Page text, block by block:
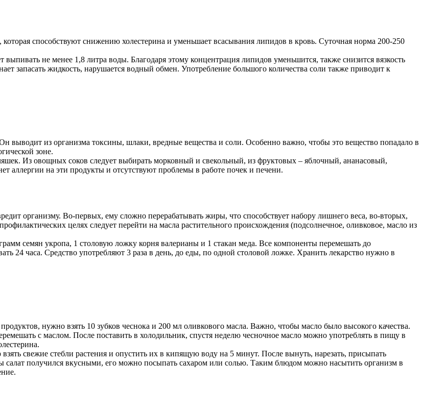
способствуют снижению холестерина и уменьшает всасывания липидов в кровь. Суточная норма 200-250
не менее 1,8 литра воды. Благодаря этому концентрация липидов уменьшится, также снизится вязкость
запасать жидкость, нарушается водный обмен. Употребление большого количества соли также приводит к
выводит из организма токсины, шлаки, вредные вещества и соли. Особенно важно, чтобы это вещество попадало в
зоне.
Из овощных соков следует выбирать морковный и свекольный, из фруктовых – яблочный, ананасовый,
аллергии на эти продукты и отсутствуют проблемы в работе почек и печени.
организму. Во-первых, ему сложно перерабатывать жиры, что способствует набору лишнего веса, во-вторых,
целях следует перейти на масла растительного происхождения (подсолнечное, оливковое, масло из
семян укропа, 1 столовую ложку корня валерианы и 1 стакан меда. Все компоненты перемешать до
24 часа. Средство употребляют 3 раза в день, до еды, по одной столовой ложке. Хранить лекарство нужно в
нужно взять 10 зубков чеснока и 200 мл оливкового масла. Важно, чтобы масло было высокого качества.
с маслом. После поставить в холодильник, спустя неделю чесночное масло можно употреблять в пищу в
свежие стебли растения и опустить их в кипящую воду на 5 минут. После вынуть, нарезать, присыпать
получился вкусными, его можно посыпать сахаром или солью. Таким блюдом можно насытить организм в